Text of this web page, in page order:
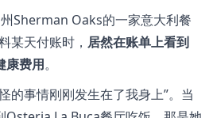
Sherman Oaks的一家意大利餐
某天付账时， 居然在账单上看到
费用。
的事情刚刚发生在了我身上”。当